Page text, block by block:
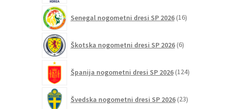
Senegal nogometni dresi SP 2026 16izdelkov
Škotska nogometni dresi SP 2026 6izdelkov
Španija nogometni dresi SP 2026 124izdelkov
Švedska nogometni dresi SP 2026 23izdelkov